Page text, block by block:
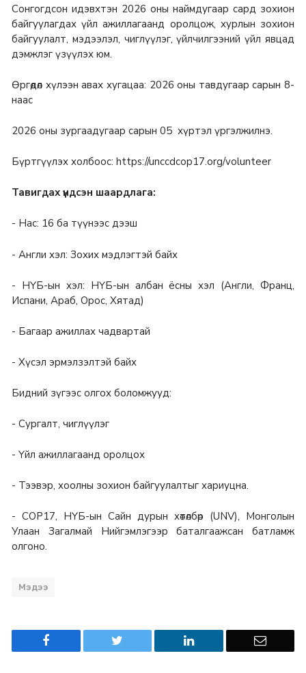
Сонгогдсон идэвхтэн 2026 оны наймдугаар сард зохион
байгуулагдах үйл ажиллагаанд оролцож, хурлын зохион
байгуулалт, мэдээлэл, чиглүүлэг, үйлчилгээний үйл явцад
дэмжлэг үзүүлэх юм.
Өргөдөл хүлээн авах хугацаа: 2026 оны тавдугаар сарын 8-
наас
2026 оны зургаадугаар сарын 05 хүртэл үргэлжилнэ.
Бүртгүүлэх холбоос: https://unccdcop17.org/volunteer
Тавигдах үндсэн шаардлага:
- Нас: 16 ба түүнээс дээш
- Англи хэл: Зохих мэдлэгтэй байх
- НҮБ-ын хэл: НҮБ-ын албан ёсны хэл (Англи, Франц,
Испани, Араб, Орос, Хятад)
- Багаар ажиллах чадвартай
- Хүсэл эрмэлзэлтэй байх
Бидний зүгээс олгох боломжууд:
- Сургалт, чиглүүлэг
- Үйл ажиллагаанд оролцох
- Тээвэр, хоолны зохион байгуулалтыг хариуцна.
- COP17, НҮБ-ын Сайн дурын хөтөлбөр (UNV), Монголын
Улаан Загалмай Нийгэмлэгээр баталгаажсан батламж
олгоно.
Мэдээ